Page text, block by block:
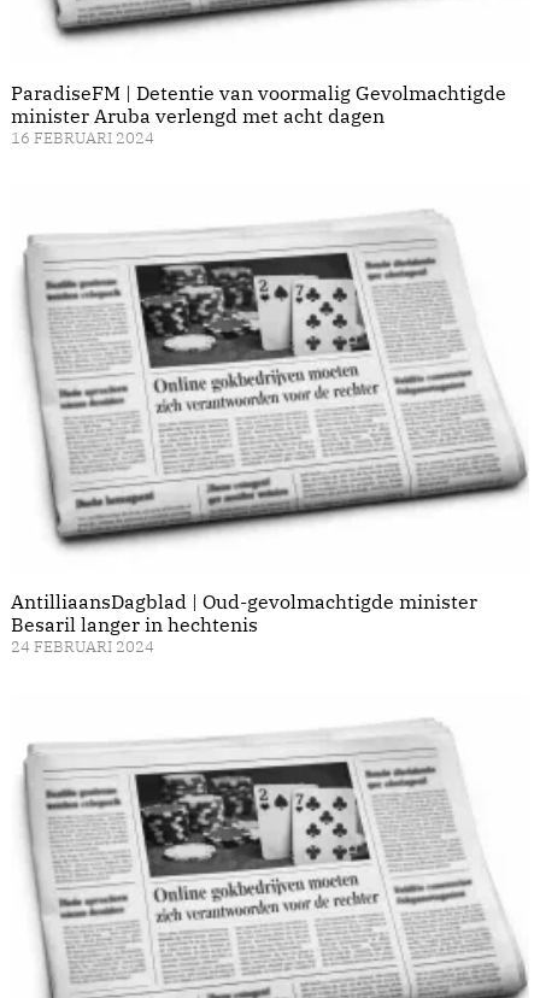
ParadiseFM | Detentie van voormalig Gevolmachtigde
minister Aruba verlengd met acht dagen
16 FEBRUARI 2024
AntilliaansDagblad | Oud-gevolmachtigde minister
Besaril langer in hechtenis
24 FEBRUARI 2024